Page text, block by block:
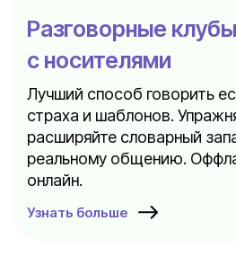
Разговорные
с носителями
Лучший способ говорить
страха и шаблонов.
расширяйте словарный
реальному общению.
онлайн.
Узнать больше